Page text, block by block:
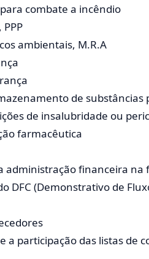
combate a incêndio
PPP
ambientais, M.R.A
de substâncias
de insalubridade ou
farmacêutica
administração financeira
DFC (Demonstrativo de
a participação das listas de